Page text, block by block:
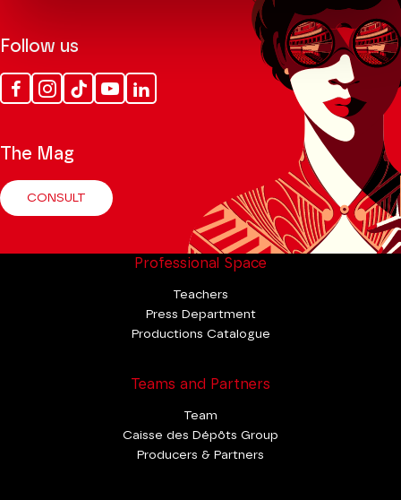
Follow us
FacebookInstagram
Tik
Tok
YoutubeLinkedin
The Mag
CONSULT
Professional Space
Teachers
Press Department
Productions Catalogue
Teams and Partners
Team
Caisse des Dépôts Group
Producers & Partners